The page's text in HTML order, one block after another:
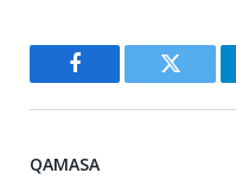
Facebook Twitter
QAMASA